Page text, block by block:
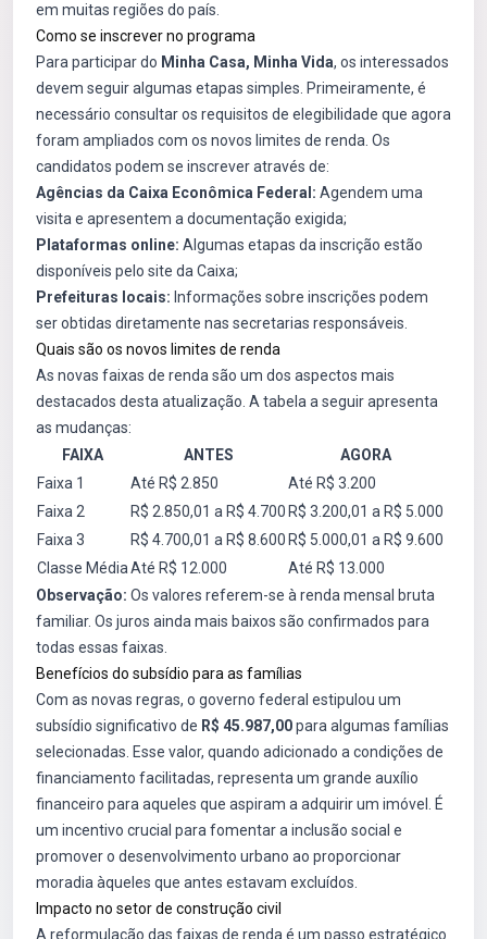
em muitas regiões do país.
Como se inscrever no programa
Para participar do Minha Casa, Minha Vida, os interessados
devem seguir algumas etapas simples. Primeiramente, é
necessário consultar os requisitos de elegibilidade que agora
foram ampliados com os novos limites de renda. Os
candidatos podem se inscrever através de:
Agências da Caixa Econômica Federal: Agendem uma
visita e apresentem a documentação exigida;
Plataformas online: Algumas etapas da inscrição estão
disponíveis pelo site da Caixa;
Prefeituras locais: Informações sobre inscrições podem
ser obtidas diretamente nas secretarias responsáveis.
Quais são os novos limites de renda
As novas faixas de renda são um dos aspectos mais
destacados desta atualização. A tabela a seguir apresenta
as mudanças:
FAIXA
ANTES
AGORA
Faixa 1
Até R$ 2.850
Até R$ 3.200
Faixa 2
R$ 2.850,01 a R$ 4.700 R$ 3.200,01 a R$ 5.000
Faixa 3
R$ 4.700,01 a R$ 8.600 R$ 5.000,01 a R$ 9.600
Classe MédiaAté R$ 12.000
Até R$ 13.000
Observação: Os valores referem-se à renda mensal bruta
familiar. Os juros ainda mais baixos são confirmados para
todas essas faixas.
Benefícios do subsídio para as famílias
Com as novas regras, o governo federal estipulou um
subsídio significativo de R$ 45.987,00para algumas famílias
selecionadas. Esse valor, quando adicionado a condições de
financiamento facilitadas, representa um grande auxílio
financeiro para aqueles que aspiram a adquirir um imóvel. É
um incentivo crucial para fomentar a inclusão social e
promover o desenvolvimento urbano ao proporcionar
moradia àqueles que antes estavam excluídos.
Impacto no setor de construção civil
A reformulação das faixas de renda é um passo estratégico